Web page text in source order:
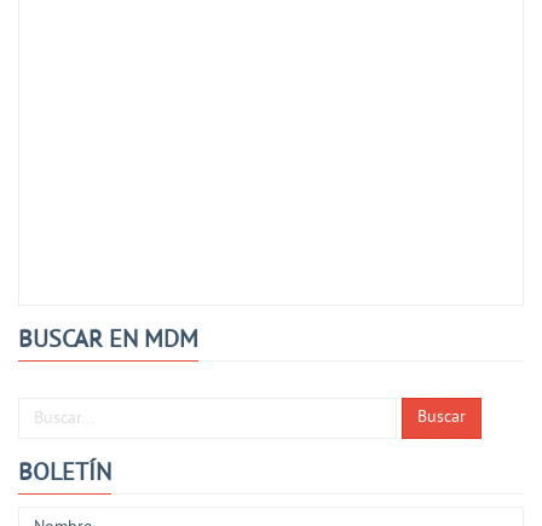
BUSCAR EN MDM
Buscar... Buscar
BOLETÍN